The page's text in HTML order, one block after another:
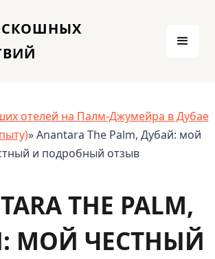
отелей на Палм-Джумейра в Дубае
» Anantara The Palm, Дубай: мой
и подробный отзыв
THE PALM,
МОЙ ЧЕСТНЫЙ